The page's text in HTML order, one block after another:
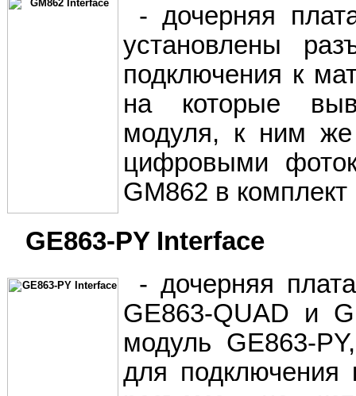
- дочерняя
установлены
подключения к
на которые
модуля, к ним же
цифровыми
GM862 в комплект
GE863-PY Interface
- дочерняя
GE863-QUAD и
модуль GE863-
для подключения